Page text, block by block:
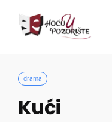
drama
Kući